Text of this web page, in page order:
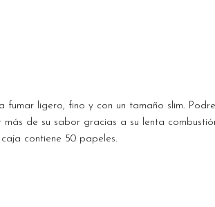
fumar ligero, fino y con un tamaño slim.
de su sabor gracias a su lenta
contiene 50 papeles.